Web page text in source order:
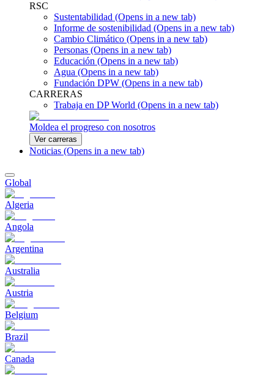
RSC
Sustentabilidad (Opens in a new tab)
Informe de sostenibilidad (Opens in a new tab)
Cambio Climático (Opens in a new tab)
Personas (Opens in a new tab)
Educación (Opens in a new tab)
Agua (Opens in a new tab)
Fundación DPW (Opens in a new tab)
CARRERAS
Trabaja en DP World (Opens in a new tab)
Moldea el progreso con nosotros
Ver carreras
Noticias (Opens in a new tab)
Global
Algeria
Angola
Argentina
Australia
Austria
Belgium
Brazil
Canada